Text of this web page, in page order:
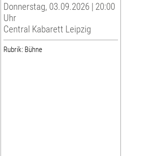
Donnerstag, 03.09.2026 | 20:00
Uhr
Central Kabarett Leipzig
Rubrik: Bühne